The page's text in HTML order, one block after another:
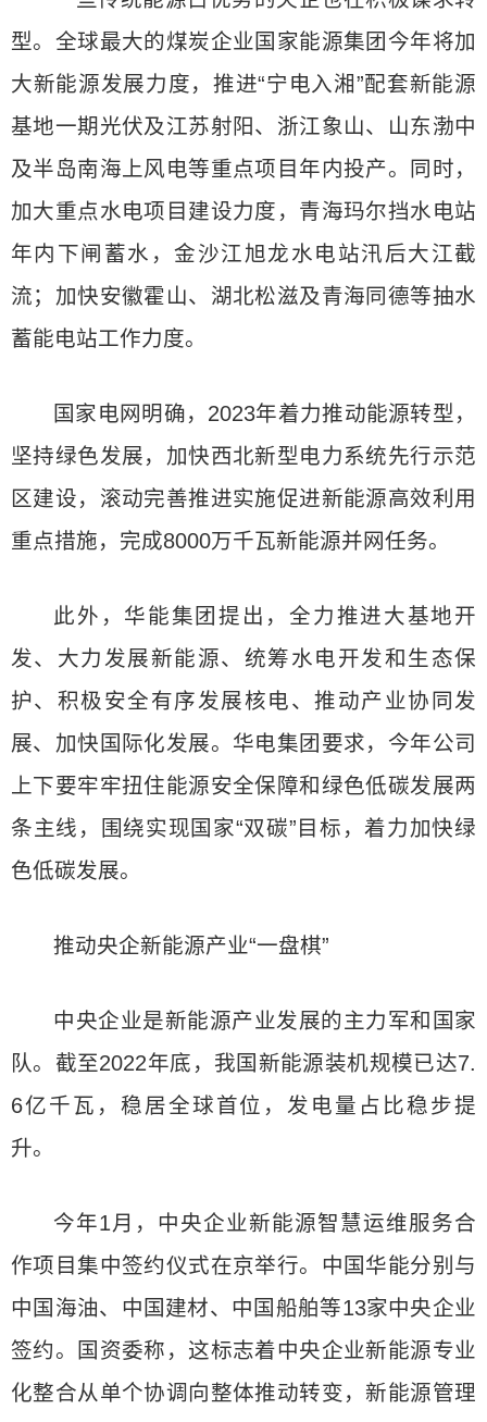
型。全球最大的煤炭企业国家能源集团今年将加
大新能源发展力度，推进“宁电入湘”配套新能源
基地一期光伏及江苏射阳、浙江象山、山东渤中
及半岛南海上风电等重点项目年内投产。同时，
加大重点水电项目建设力度，青海玛尔挡水电站
年内下闸蓄水，金沙江旭龙水电站汛后大江截
流；加快安徽霍山、湖北松滋及青海同德等抽水
蓄能电站工作力度。
国家电网明确，2023年着力推动能源转型，
坚持绿色发展，加快西北新型电力系统先行示范
区建设，滚动完善推进实施促进新能源高效利用
重点措施，完成8000万千瓦新能源并网任务。
此外，华能集团提出，全力推进大基地开
发、大力发展新能源、统筹水电开发和生态保
护、积极安全有序发展核电、推动产业协同发
展、加快国际化发展。华电集团要求，今年公司
上下要牢牢扭住能源安全保障和绿色低碳发展两
条主线，围绕实现国家“双碳”目标，着力加快绿
色低碳发展。
推动央企新能源产业“一盘棋”
中央企业是新能源产业发展的主力军和国家
队。截至2022年底，我国新能源装机规模已达7.
6亿千瓦，稳居全球首位，发电量占比稳步提
升。
今年1月，中央企业新能源智慧运维服务合
作项目集中签约仪式在京举行。中国华能分别与
中国海油、中国建材、中国船舶等13家中央企业
签约。国资委称，这标志着中央企业新能源专业
化整合从单个协调向整体推动转变，新能源管理